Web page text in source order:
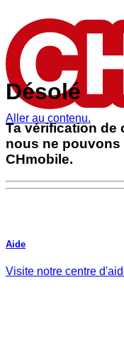
Aller au contenu.
Désolé
Ta vérification de
nous ne pouvons
CHmobile.
Aide
Visite notre centre